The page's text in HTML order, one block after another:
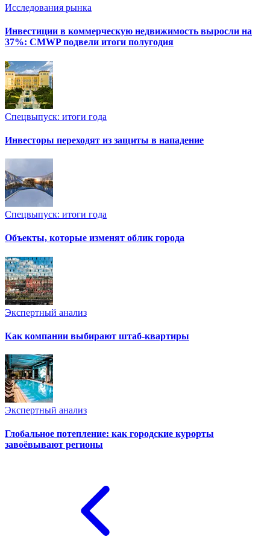
Исследования рынка
Инвестиции в коммерческую недвижимость выросли на
37%: CMWP подвели итоги полугодия
Спецвыпуск: итоги года
Инвесторы переходят из защиты в нападение
Спецвыпуск: итоги года
Объекты, которые изменят облик города
Экспертный анализ
Как компании выбирают штаб-квартиры
Экспертный анализ
Глобальное потепление: как городские курорты
завоёвывают регионы